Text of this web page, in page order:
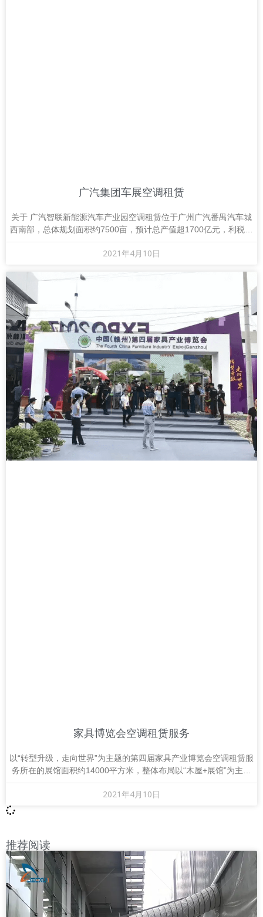
广汽集团车展空调租赁
关于 广汽智联新能源汽车产业园空调租赁位于广州广汽番禺汽车城
西南部，总体规划面积约7500亩，预计总产值超1700亿元，利税超
2021年4月10日
家具博览会空调租赁服务
以“转型升级，走向世界”为主题的第四届家具产业博览会空调租赁服
务所在的展馆面积约14000平方米，整体布局以“木屋+展馆”为主展
2021年4月10日
推荐阅读